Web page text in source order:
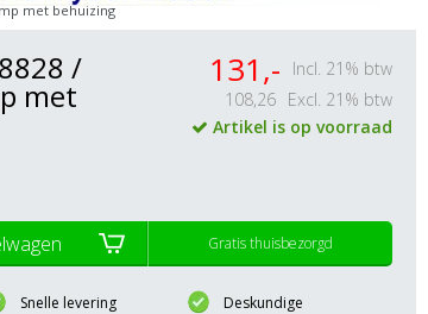
met behuizing
/
met
131,-
Incl. 21% btw
108,26 Excl. 21% btw
Artikel is op voorraad
Gratis thuisbezorgd
Snelle levering
Deskundige